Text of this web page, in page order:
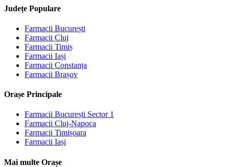
Județe Populare
Farmacii București
Farmacii Cluj
Farmacii Timiș
Farmacii Iași
Farmacii Constanța
Farmacii Brașov
Orașe Principale
Farmacii București Sector 1
Farmacii Cluj-Napoca
Farmacii Timișoara
Farmacii Iași
Mai multe Orașe